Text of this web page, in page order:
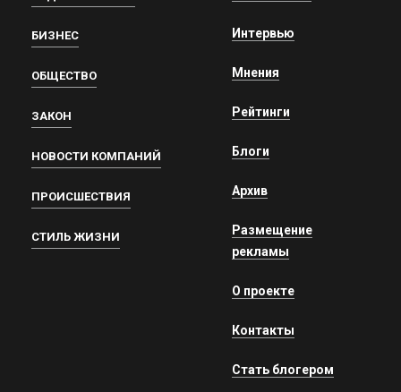
БИЗНЕС
ОБЩЕСТВО
ЗАКОН
НОВОСТИ КОМПАНИЙ
ПРОИСШЕСТВИЯ
СТИЛЬ ЖИЗНИ
Интервью
Мнения
Рейтинги
Блоги
Архив
Размещение
рекламы
О проекте
Контакты
Стать блогером